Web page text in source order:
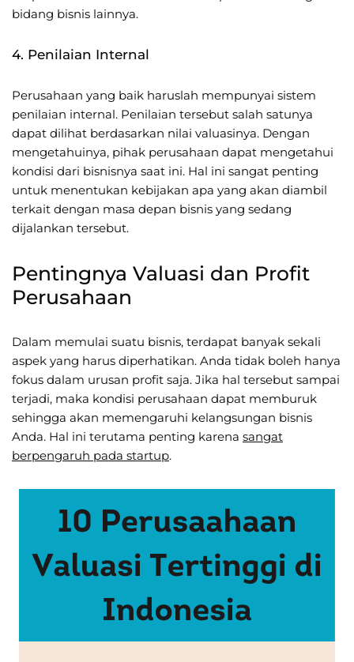
bidang bisnis lainnya.
4. Penilaian Internal
Perusahaan yang baik haruslah mempunyai sistem
penilaian internal. Penilaian tersebut salah satunya
dapat dilihat berdasarkan nilai valuasinya. Dengan
mengetahuinya, pihak perusahaan dapat mengetahui
kondisi dari bisnisnya saat ini. Hal ini sangat penting
untuk menentukan kebijakan apa yang akan diambil
terkait dengan masa depan bisnis yang sedang
dijalankan tersebut.
Pentingnya Valuasi dan Profit
Perusahaan
Dalam memulai suatu bisnis, terdapat banyak sekali
aspek yang harus diperhatikan. Anda tidak boleh hanya
fokus dalam urusan profit saja. Jika hal tersebut sampai
terjadi, maka kondisi perusahaan dapat memburuk
sehingga akan memengaruhi kelangsungan bisnis
Anda. Hal ini terutama penting karena sangat
berpengaruh pada startup.